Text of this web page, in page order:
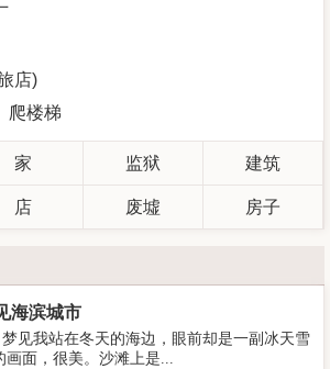
店)
爬楼梯
家 监狱 建筑
店 废墟 房子
海滨城市
梦见我站在冬天的海边，眼前却是一副冰天雪
画面，很美。沙滩上是...